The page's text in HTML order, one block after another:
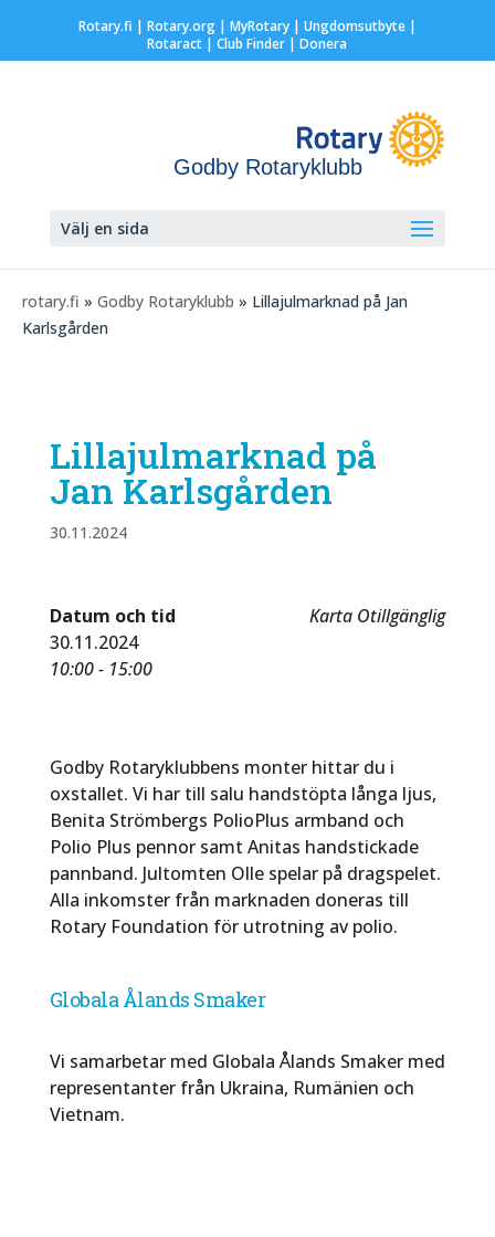
Rotary.fi | Rotary.org| MyRotary | Ungdomsutbyte|
Rotaract | Club Finder | Donera
Godby Rotaryklubb
Välj en sida
rotary.fi » Godby Rotaryklubb » Lillajulmarknad på Jan
Karlsgården
Lillajulmarknad på
Jan Karlsgården
30.11.2024
Karta Otillgänglig
Datum och tid
30.11.2024
10:00 - 15:00
Godby Rotaryklubbens monter hittar du i
oxstallet. Vi har till salu handstöpta långa ljus,
Benita Strömbergs PolioPlus armband och
Polio Plus pennor samt Anitas handstickade
pannband. Jultomten Olle spelar på dragspelet.
Alla inkomster från marknaden doneras till
Rotary Foundation för utrotning av polio.
Globala Ålands Smaker
Vi samarbetar med Globala Ålands Smaker med
representanter från Ukraina, Rumänien och
Vietnam.